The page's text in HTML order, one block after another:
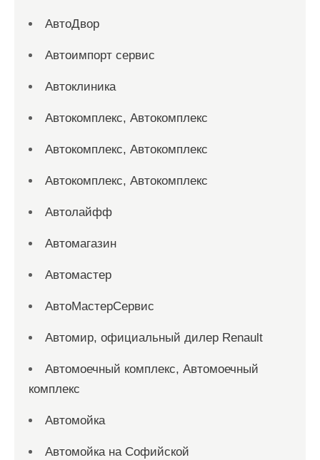
АвтоДвор
Автоимпорт сервис
Автоклиника
Автокомплекс, Автокомплекс
Автокомплекс, Автокомплекс
Автокомплекс, Автокомплекс
Автолайфф
Автомагазин
Автомастер
АвтоМастерСервис
Автомир, официальный дилер Renault
Автомоечный комплекс, Автомоечный
комплекс
Автомойка
Автомойка на Софийской